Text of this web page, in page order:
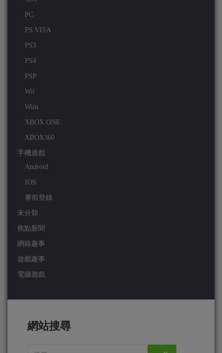
PC
PS VITA
PS3
PS4
PSP
Wii
Wiiu
XBOX ONE
XBOX360
手機遊戲
Android
IOS
事前登錄
未分類
焦點新聞
網絡趣事
遊戲趣事
電腦遊戲
網站搜尋